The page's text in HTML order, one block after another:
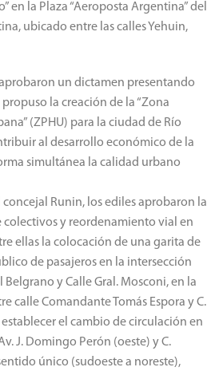
en la Plaza “Aeroposta Argentina” del
ubicado entre las calles Yehuin,
un dictamen presentando
la creación de la “Zona
(ZPHU) para la ciudad de Río
al desarrollo económico de la
simultánea la calidad urbano
concejal Runin, los ediles aprobaron la
colectivos y reordenamiento vial en
ellas la colocación de una garita de
de pasajeros en la intersección
y Calle Gral. Mosconi, en la
calle Comandante Tomás Espora y C.
el cambio de circulación en
J. Domingo Perón (oeste) y C.
único (sudoeste a noreste),